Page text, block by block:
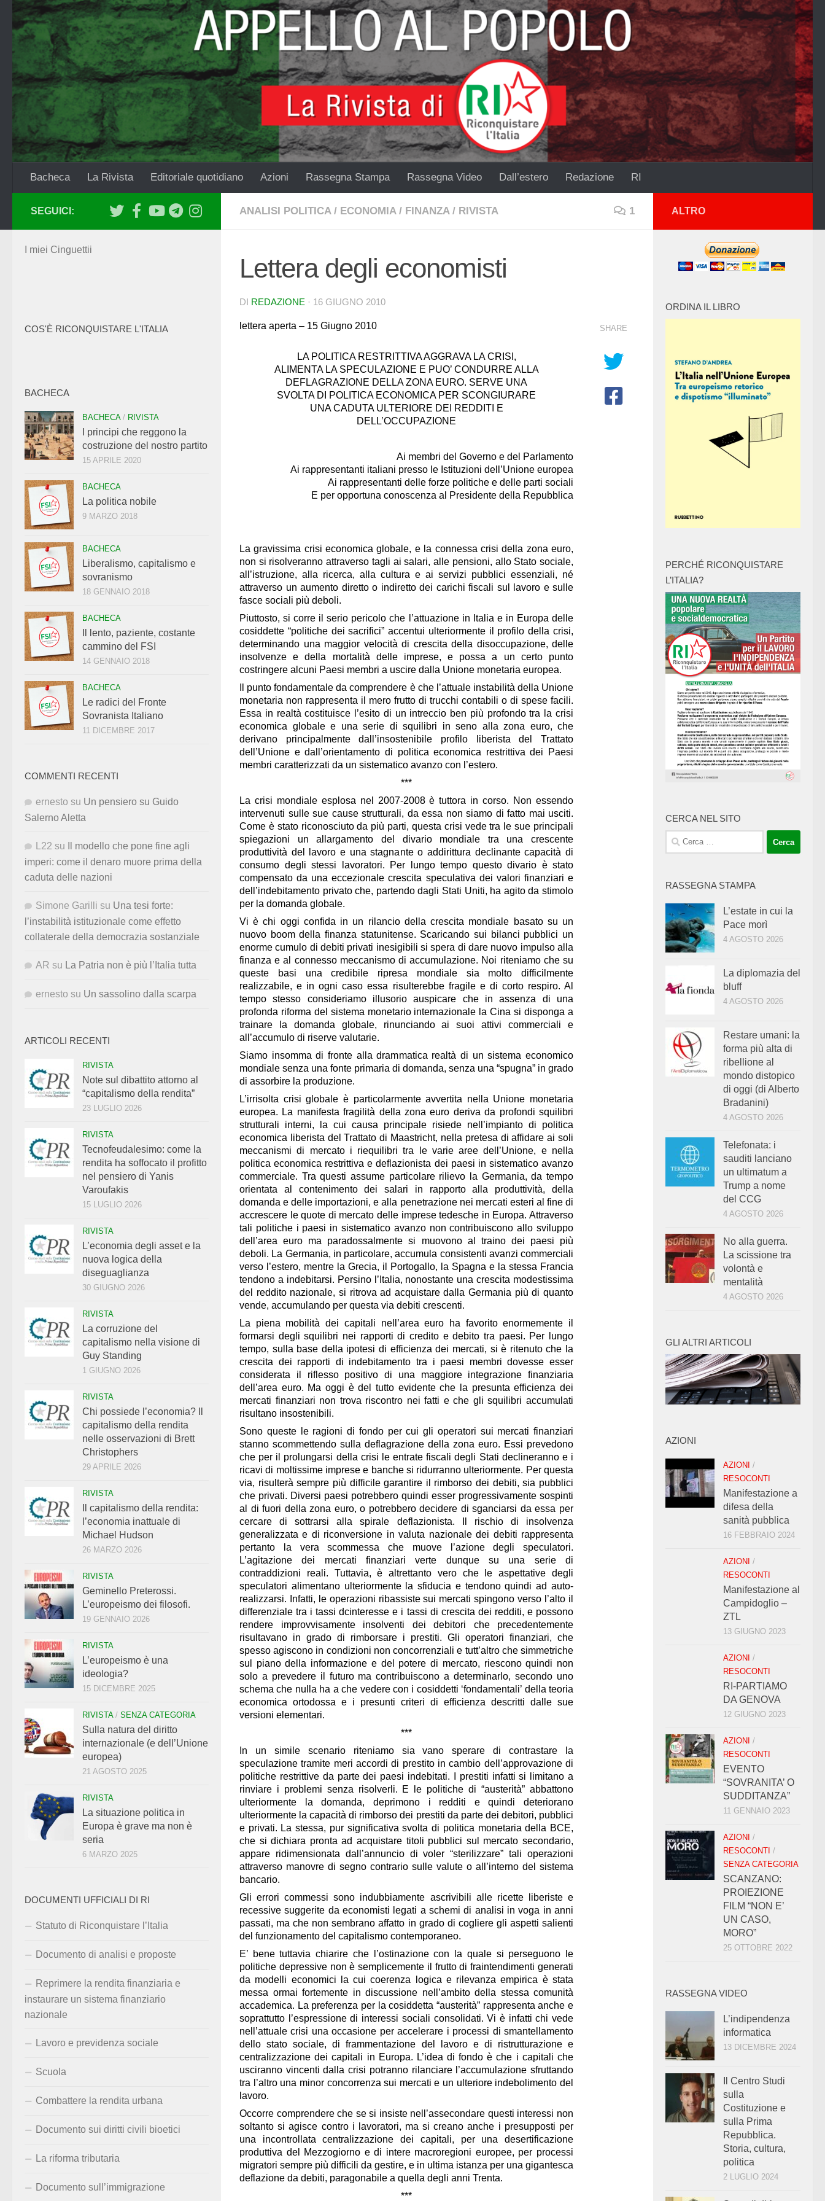
Salta al contenuto
Bacheca La Rivista Editoriale quotidiano Azioni Rassegna Stampa Rassegna Video Dall’estero Redazione RI
ANALISI POLITICA / ECONOMIA / FINANZA / RIVISTA 1
Lettera degli economisti
DI REDAZIONE · 16 GIUGNO 2010
lettera aperta – 15 Giugno 2010
LA POLITICA RESTRITTIVA AGGRAVA LA CRISI,
ALIMENTA LA SPECULAZIONE E PUO’ CONDURRE ALLA
DEFLAGRAZIONE DELLA ZONA EURO. SERVE UNA
SVOLTA DI POLITICA ECONOMICA PER SCONGIURARE
UNA CADUTA ULTERIORE DEI REDDITI E
DELL’OCCUPAZIONE
Ai membri del Governo e del Parlamento
Ai rappresentanti italiani presso le Istituzioni dell’Unione europea
Ai rappresentanti delle forze politiche e delle parti sociali
E per opportuna conoscenza al Presidente della Repubblica
La gravissima crisi economica globale, e la connessa crisi della zona euro,
non si risolveranno attraverso tagli ai salari, alle pensioni, allo Stato sociale,
all’istruzione, alla ricerca, alla cultura e ai servizi pubblici essenziali, né
attraverso un aumento diretto o indiretto dei carichi fiscali sul lavoro e sulle
fasce sociali più deboli.
Piuttosto,si corre il serio pericolo che l’attuazione in Italia e in Europa delle
cosiddette “politiche dei sacrifici” accentui ulteriormente il profilo della crisi,
determinando una maggior velocità di crescita della disoccupazione, delle
insolvenze e della mortalità delle imprese, e possa a un certo punto
costringere alcuni Paesi membri a uscire dalla Unione monetaria europea.
Il punto fondamentale da comprendere è che l’attuale instabilità della Unione
monetaria non rappresenta il mero frutto di trucchi contabili o di spese facili.
Essa in realtà costituisce l’esito di un intreccio ben più profondo tra la crisi
economica globale e una serie di squilibri in seno alla zona euro, che
derivano principalmente dall’insostenibile profilo liberista del Trattato
dell’Unione e dall’orientamento di politica economica restrittiva dei Paesi
membri caratterizzati da un sistematico avanzo con l’estero.
***
La crisi mondiale esplosa nel 2007-2008 è tuttora in corso. Non essendo
intervenuti sulle sue cause strutturali, da essa non siamo di fatto mai usciti.
Come è stato riconosciuto da più parti, questa crisi vede tra le sue principali
spiegazioni unallargamento del divario mondiale tra una crescente
produttività del lavoro e una stagnante o addirittura declinante capacità di
consumo degli stessi lavoratori. Per lungo tempo questo divario è stato
compensato da una eccezionale crescita speculativa dei valori finanziari e
dell’indebitamento privatoche, partendo dagli Stati Uniti, ha agito da stimolo
per la domanda globale.
Vi è chi oggi confida in un rilancio della crescita mondiale basato su un
nuovo boom della finanza statunitense. Scaricando sui bilanci pubblici un
enorme cumulo di debiti privati inesigibili si spera di dare nuovo impulso alla
finanza e al connesso meccanismo di accumulazione. Noi riteniamo che su
queste basi una credibile ripresa mondiale sia molto difficilmente
realizzabile, e in ogni caso essa risulterebbe fragile e di corto respiro. Al
tempo stesso consideriamo illusorio auspicare che in assenza di una
profonda riforma del sistema monetario internazionale la Cina si disponga a
trainare la domanda globale, rinunciando ai suoi attivi commerciali e
all’accumulo di riserve valutarie.
Siamo insomma di fronte alla drammatica realtà di unsistema economico
mondiale senza una fonte primaria di domanda, senza una “spugna” in grado
di assorbire la produzione.
L’irrisolta crisi globale è particolarmente avvertita nella Unione monetaria
europea. La manifesta fragilità della zona euro deriva da profondi squilibri
strutturali interni, la cui causa principale risiede nell’impianto di politica
economica liberista del Trattato di Maastricht, nella pretesa di affidare ai soli
meccanismi di mercato i riequilibri tra le varie aree dell’Unione, e nella
politica economica restrittiva e deflazionista dei paesi in sistematico avanzo
commerciale. Tra questi assume particolare rilievo la Germania, da tempo
orientata al contenimento dei salari in rapporto alla produttività, della
domanda e delle importazioni, e alla penetrazione nei mercati esteri al fine di
accrescere le quote di mercato delle imprese tedesche in Europa. Attraverso
tali politiche i paesi in sistematico avanzo non contribuiscono allo sviluppo
dell’area euro ma paradossalmente si muovono al traino dei paesi più
deboli. La Germania, in particolare, accumula consistenti avanzi commerciali
verso l’estero, mentre la Grecia, il Portogallo, la Spagna e la stessa Francia
tendono a indebitarsi. Persino l’Italia, nonostante una crescita modestissima
del reddito nazionale, si ritrova ad acquistare dalla Germania più di quanto
vende, accumulando per questa via debiti crescenti.
La piena mobilità dei capitali nell’area euro ha favorito enormemente il
formarsi degli squilibri nei rapporti di credito e debito tra paesi. Per lungo
tempo, sulla base della ipotesi di efficienza dei mercati, si è ritenuto che la
crescita dei rapporti di indebitamento tra i paesi membri dovesse esser
considerata il riflesso positivo di una maggiore integrazione finanziaria
dell’area euro. Ma oggi è del tutto evidente che
la presunta efficienza dei
mercati finanziari non trova riscontro nei fatti e che gli squilibri accumulati
risultano insostenibili.
Sono queste le ragioni di fondo per cui gli operatori sui mercati finanziari
stanno scommettendo sulla deflagrazione della zona euro. Essi prevedono
che per il prolungarsi della crisi le entrate fiscali degli Stati declineranno e i
ricavi di moltissime imprese e banche si ridurranno ulteriormente. Per questa
via, risulterà sempre più difficile garantire il rimborso dei debiti, sia pubblici
che privati. Diversi paesi potrebbero quindi esser progressivamente sospinti
al di fuori della zona euro, o potrebberodecidere di sganciarsi da essa per
cercare di sottrarsi alla spirale deflazionista. Il rischio di insolvenza
generalizzata e di riconversione in valuta nazionale dei debiti rappresenta
pertanto la vera scommessa che muove l’azione degli speculatori.
L’agitazione dei mercati finanziari verte dunque su una serie di
contraddizioni reali. Tuttavia, è altrettanto vero che le aspettative degli
speculatori alimentano ulteriormente la sfiducia e tendono quindi ad auto-
realizzarsi. Infatti, le operazioni ribassiste sui mercati spingono verso l’alto il
differenziale tra i tassi dcinteresse e i tassi di crescita dei redditi, e possono
rendere improvvisamente insolventi dei debitori che precedentemente
risultavano in grado di rimborsare i prestiti. Gli operatori finanziari, che
spesso agiscono in condizioni non concorrenziali e tutt’altro che simmetriche
sul piano della informazione e del potere di mercato, riescono quindi non
solo a prevedere il futuro ma contribuiscono a determinarlo, secondo uno
schema che nulla ha a che vedere con i cosiddetti ‘fondamentali’ della teoria
economica ortodossa e i presunti criteri di efficienza descritti dalle sue
versioni elementari.
***
In un simile scenario riteniamo siavano sperare di contrastare la
speculazione tramite meri accordi di prestito in cambio dell’approvazione di
politiche restrittiveda parte dei paesi indebitati. I prestiti infatti si limitano a
rinviare i problemi senza risolverli. E le politiche di “austerità” abbattono
ulteriormente la domanda, deprimono i redditi e quindi deteriorano
ulteriormente la capacità di rimborso dei prestiti da parte dei debitori, pubblici
e privati. La stessa, pur significativa svolta di politica monetaria della BCE,
che si dichiara pronta ad acquistare titoli pubblici sul mercato secondario,
appare ridimensionata dall’annuncio di voler “sterilizzare” tali operazioni
attraverso manovre di segno contrario sulle valute o all’interno del sistema
bancario.
Gli errori commessi sono indubbiamente ascrivibili alle ricette liberiste e
recessive suggerite da economisti legati a schemi di analisi in voga in anni
passati, ma che non sembrano affatto in grado di cogliere gli aspetti salienti
del funzionamento del capitalismo contemporaneo.
E’ bene tuttavia chiarire che l’ostinazione con la quale si perseguono le
politiche depressive non è semplicemente il frutto di fraintendimenti generati
da modelli economici la cui coerenza logica e rilevanza empirica è stata
messa ormai fortemente in discussione nell’ambito della stessa comunità
accademica. La preferenza per la cosiddetta “austerità” rappresenta anche e
soprattutto l’espressione di interessi sociali consolidati. Vi è infatti chi vede
nell’attuale crisi una occasione per accelerare i processi di smantellamento
dello stato sociale, di frammentazione del lavoro e di ristrutturazione e
centralizzazione dei capitali in Europa. L’idea di fondo è che i capitali che
usciranno vincenti dalla crisi potranno rilanciare l’accumulazione sfruttando
tra l’altro una minor concorrenza sui mercati e un ulteriore indebolimento del
lavoro.
Occorre comprendere che se si insiste nell’assecondare questi interessi non
soltanto si agisce contro i lavoratori, ma si creano anche i presupposti per
una incontrollata centralizzazione dei capitali, per una desertificazione
produttiva del Mezzogiorno e di intere macroregioni europee, per processi
migratori sempre più difficili da gestire, e in ultima istanza per una gigantesca
deflazione da debiti, paragonabile a quella degli anni Trenta.
***
SHARE
SEGUICI:
I miei Cinguettii
COS'È RICONQUISTARE L'ITALIA
BACHECA
BACHECA/ RIVISTA
I principi che reggono la
costruzione del nostro partito
15 APRILE 2020
BACHECA
La politica nobile
9 MARZO 2018
BACHECA
Liberalismo, capitalismo e
sovranismo
18 GENNAIO 2018
BACHECA
Il lento, paziente, costante
cammino del FSI
14 GENNAIO 2018
BACHECA
Le radici del Fronte
Sovranista Italiano
11 DICEMBRE 2017
COMMENTI RECENTI
ernesto su Un pensiero su Guido
Salerno Aletta
L22 su
Il modello che pone fine agli
imperi: come il denaro muore prima della
caduta delle nazioni
Simone Garilli su Una tesi forte:
l’instabilità istituzionale come effetto
collaterale della democrazia sostanziale
AR su La Patria non è più l’Italia tutta
ernesto su Un sassolino dalla scarpa
ARTICOLI RECENTI
RIVISTA
Note sul dibattito attorno al
“capitalismo della rendita”
23 LUGLIO 2026
RIVISTA
Tecnofeudalesimo: come la
rendita ha soffocato il profitto
nel pensiero di Yanis
Varoufakis
15 LUGLIO 2026
RIVISTA
L’economia degli asset e la
nuova logica della
diseguaglianza
30 GIUGNO 2026
RIVISTA
La corruzione del
capitalismo nella visione di
Guy Standing
1 GIUGNO 2026
RIVISTA
Chi possiede l’economia? Il
capitalismo della rendita
nelle osservazioni di Brett
Christophers
29 APRILE 2026
RIVISTA
Il capitalismo della rendita:
l’economia inattuale di
Michael Hudson
26 MARZO 2026
RIVISTA
Geminello Preterossi.
L’europeismo dei filosofi.
19 GENNAIO 2026
RIVISTA
L’europeismo è una
ideologia?
15 DICEMBRE 2025
RIVISTA/ SENZA CATEGORIA
Sulla natura del diritto
internazionale (e dell’Unione
europea)
21 AGOSTO 2025
RIVISTA
La situazione politica in
Europa è grave ma non è
seria
6 MARZO 2025
DOCUMENTI UFFICIALI DI RI
Statuto di Riconquistare l’Italia
Documento di analisi e proposte
Reprimere la rendita finanziaria e
instaurare un sistema finanziario
nazionale
Lavoro e previdenza sociale
Scuola
Combattere la rendita urbana
Documento sui diritti civili bioetici
La riforma tributaria
Documento sull’immigrazione
ALTRO
ORDINA IL LIBRO
PERCHÉ RICONQUISTARE
L’ITALIA?
CERCA NEL SITO
Ricerca
per:
RASSEGNA STAMPA
L’estate in cui la
Pace morì
4 AGOSTO 2026
La diplomazia del
bluff
4 AGOSTO 2026
Restare umani: la
forma più alta di
ribellione al
mondo distopico
di oggi (di Alberto
Bradanini)
4 AGOSTO 2026
Telefonata: i
sauditi lanciano
un ultimatum a
Trump a nome
del CCG
4 AGOSTO 2026
No alla guerra.
La scissione tra
volontà e
mentalità
4 AGOSTO 2026
GLI ALTRI ARTICOLI
AZIONI
AZIONI /
RESOCONTI
Manifestazione a
difesa della
sanità pubblica
16 FEBBRAIO 2024
AZIONI /
RESOCONTI
Manifestazione al
Campidoglio –
ZTL
13 GIUGNO 2023
AZIONI /
RESOCONTI
RI-PARTIAMO
DA GENOVA
12 GIUGNO 2023
AZIONI /
RESOCONTI
EVENTO
“SOVRANITA’ O
SUDDITANZA”
11 GENNAIO 2023
AZIONI /
RESOCONTI /
SENZA CATEGORIA
SCANZANO:
PROIEZIONE
FILM “NON E’
UN CASO,
MORO”
25 OTTOBRE 2022
RASSEGNA VIDEO
L’indipendenza
informatica
13 DICEMBRE 2024
Il Centro Studi
sulla
Costituzione e
sulla Prima
Repubblica.
Storia, cultura,
politica
2 LUGLIO 2024